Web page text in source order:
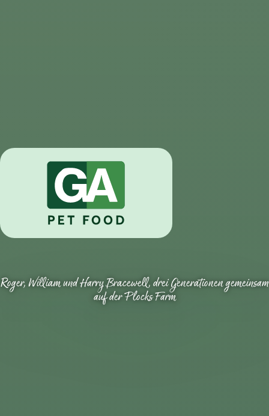
Roger, William und Harry Bracewell, drei Generationen gemeinsam
auf der Plocks Farm